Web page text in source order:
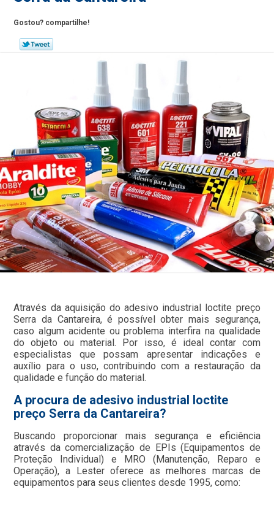
Gostou? compartilhe!
Através da aquisição do adesivo industrial loctite preço
Serra da Cantareira, é possível obter mais segurança,
caso algum acidente ou problema interfira na qualidade
do objeto ou material. Por isso, é ideal contar com
especialistas que possam apresentar indicações e
auxílio para o uso, contribuindo com a restauração da
qualidade e função do material.
A procura de adesivo industrial loctite
preço Serra da Cantareira?
Buscando proporcionar mais segurança e eficiência
através da comercialização de EPIs (Equipamentos de
Proteção Individual) e MRO (Manutenção, Reparo e
Operação), a Lester oferece as melhores marcas de
equipamentos para seus clientes desde 1995, como: